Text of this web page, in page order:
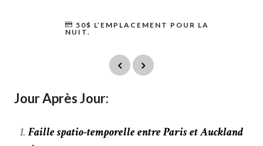
50$ L’EMPLACEMENT POUR LA
NUIT.
Jour Après Jour:
Faille spatio-temporelle entre Paris et Auckland